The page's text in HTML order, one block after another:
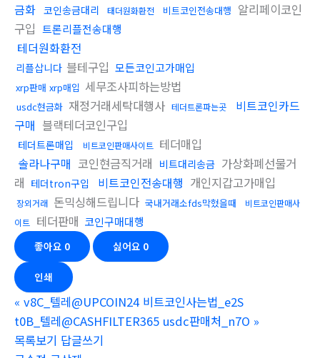
금화 코인송금대리 태더원화환전 비트코인전송대행 알리페이코인
구입 트론리플전송대행
테더원화환전
리플삽니다 블테구입 모든코인고가매입
xrp판매 xrp매입 세무조사피하는방법
usdc현금화 재정거래세탁대행사 테더트론파는곳
비트코인카드
구매 블랙테더코인구입
테더트론매입 비트코인판매사이트 테더매입
솔라나구매 코인현금직거래 비트대리송금 가상화폐선물거
래 테더tron구입 비트코인전송대행 개인지갑고가매입
장외거래 돈믹싱해드립니다 국내거래소fds막혔을때
비트코인판매사
이트
테더판매 코인구매대행
좋아요 0 싫어요 0
인쇄
« v8C_텔레@UPCOIN24 비트코인사는법_e2S
t0B_텔레@CASHFILTER365 usdc판매처_n7O »
목록보기 답글쓰기